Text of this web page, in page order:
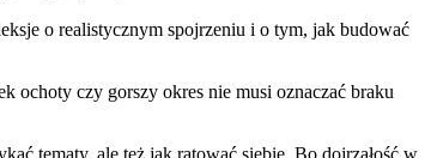
o realistycznym spojrzeniu i o tym, jak budować
ochoty czy gorszy okres nie musi oznaczać braku
tematy, ale też jak ratować siebie. Bo dojrzałość w